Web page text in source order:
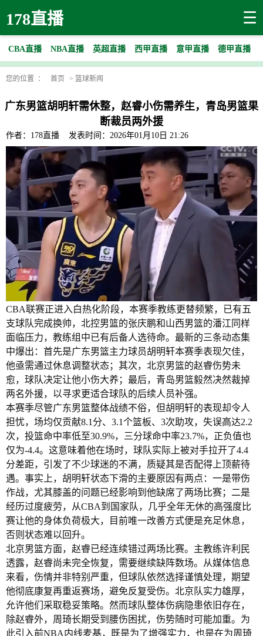
178直播 ☰
CBA直播 NBA直播 英超直播 西甲直播 意甲直播 德甲直播
您的位置 ： 首页 > 篮球新闻
广东男篮胡明轩需休整，赵睿小伤需养生，青岛男篮果
断裁员两外援
作者：178直播 发表时间：2026年01月10日 21:26
CBA联赛正进入白热化阶段，本赛季教练更替频繁，已有五
支球队完成换帅，北控男篮的张庆鹏和山西男篮的潘江同样
面临压力，教练组中已有后备人选待命。最新的三条动态集
中爆出：首先是广东男篮主力球员胡明轩本赛季表现欠佳，
他亟需通过休息调整状态；其次，北京男篮的赵睿伤势未
愈，球队决定让他小伤大养；最后，青岛男篮毅然决然裁掉
两名外援，以寻求更适合球队的后续人员补强。
本赛季尽管广东男篮整体战绩不俗，但胡明轩的表现却令人
担忧，场均仅贡献8.1分、3.1个篮板、3次助攻，失误高达2.2
次，投篮命中率低至30.9%，三分球命中率23.7%，正负值也
仅为-4.4。这意味着他在场时，球队实际上被对手拉开了4.4
分差距，引发了不少球迷的不满，质疑其是否配得上顶薪待
遇。事实上，胡明轩状态下滑的主要原因有两点：一是带伤
作战，尤其膝盖的问题已经影响到他缺席了两场比赛；二是
经历过度疲劳，从CBA到国家队，几乎全年无休的高强度比
赛让他的身体负荷极大，目前唯一改善方式便是充足休息，
否则状态难以回升。
北京男篮方面，赵睿已经连续错过两场比赛。主教练许利民
透露，赵睿尚未完全恢复，需要继续缺阵数场。从媒体信息
来看，伤情并非特别严重，但球队依然选择谨慎处理，期望
他彻底康复再重返赛场，避免反复受伤。北京队实力雄厚，
允许他们采取稳妥策略。然而球队整体伤病隐患依旧存在，
除赵睿外，周琦长期受到腰伤困扰，伤势随时可能加重。为
此引入前NBA内线麦基，既是为了增强实力，也是在为周琦